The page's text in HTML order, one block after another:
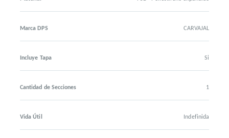
Marca DPS CARVAJAL
Incluye Tapa Si
Cantidad de Secciones 1
Vida Útil Indefinida